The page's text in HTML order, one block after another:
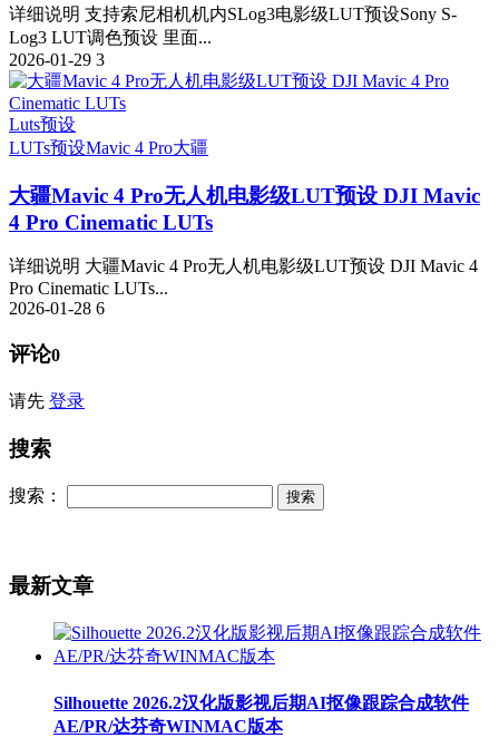
详细说明 支持索尼相机机内SLog3电影级LUT预设Sony S-
Log3 LUT调色预设 里面...
2026-01-29 3
Luts预设
LUTs预设Mavic 4 Pro大疆
大疆Mavic 4 Pro无人机电影级LUT预设 DJI Mavic
4 Pro Cinematic LUTs
详细说明 大疆Mavic 4 Pro无人机电影级LUT预设 DJI Mavic 4
Pro Cinematic LUTs...
2026-01-28 6
评论0
请先 登录
搜索
搜索：
最新文章
Silhouette 2026.2汉化版影视后期AI抠像跟踪合成软件
AE/PR/达芬奇WINMAC版本